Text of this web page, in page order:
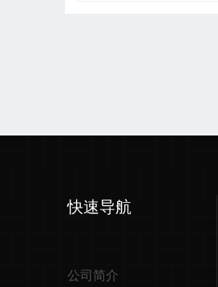
快速导航
公司简介